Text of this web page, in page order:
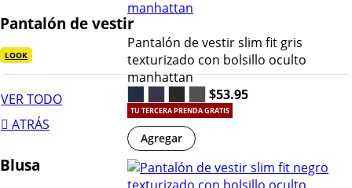
Pantalón de vestir
LOOK
VER TODO
ATRÁS
Blusa
Pantalón de vestir slim fit gris
texturizado con bolsillo oculto
manhattan
$53.95
TU TERCERA PRENDA GRATIS
Agregar